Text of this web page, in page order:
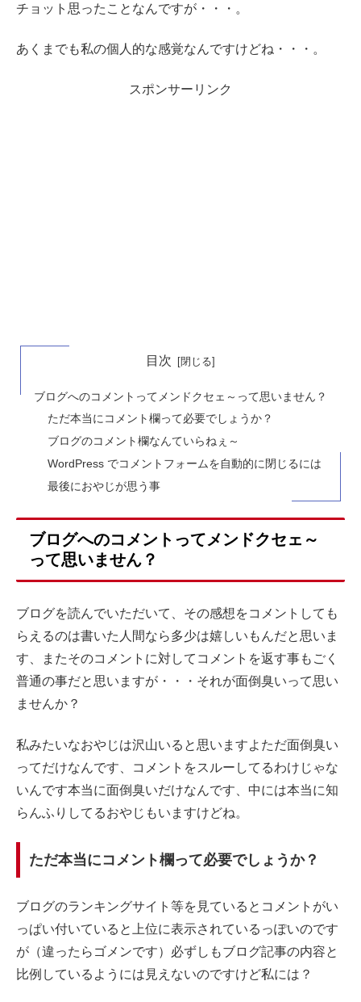
チョット思ったことなんですが・・・。
あくまでも私の個人的な感覚なんですけどね・・・。
スポンサーリンク
目次
ブログへのコメントってメンドクセェ～って思いません？
ただ本当にコメント欄って必要でしょうか？
ブログのコメント欄なんていらねぇ～
WordPress でコメントフォームを自動的に閉じるには
最後におやじが思う事
ブログへのコメントってメンドクセェ～
って思いません？
ブログを読んでいただいて、その感想をコメントしても
らえるのは書いた人間なら多少は嬉しいもんだと思いま
す、またそのコメントに対してコメントを返す事もごく
普通の事だと思いますが・・・それが面倒臭いって思い
ませんか？
私みたいなおやじは沢山いると思いますよただ面倒臭い
ってだけなんです、コメントをスルーしてるわけじゃな
いんです本当に面倒臭いだけなんです、中には本当に知
らんふりしてるおやじもいますけどね。
ただ本当にコメント欄って必要でしょうか？
ブログのランキングサイト等を見ているとコメントがい
っぱい付いていると上位に表示されているっぽいのです
が（違ったらゴメンです）必ずしもブログ記事の内容と
比例しているようには見えないのですけど私には？